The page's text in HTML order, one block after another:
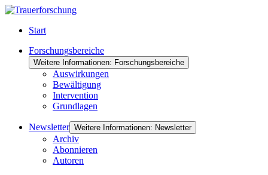
Start
Forschungsbereiche
Weitere Informationen: Forschungsbereiche
Auswirkungen
Bewältigung
Intervention
Grundlagen
Newsletter Weitere Informationen: Newsletter
Archiv
Abonnieren
Autoren